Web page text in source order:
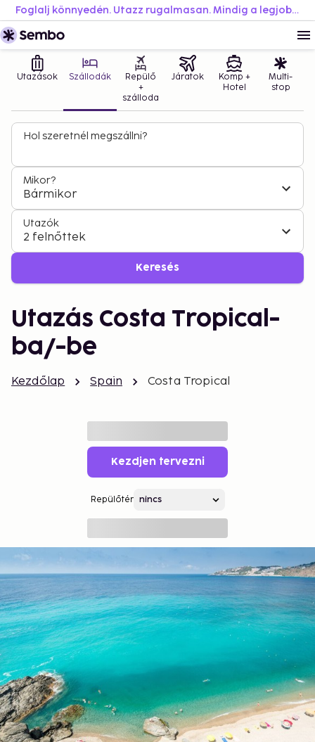
Foglalj könnyedén. Utazz rugalmasan. Mindig a legjobb áron.
Utazások Szállodák
Repülő
+
szálloda
Járatok
Komp +
Hotel
Multi-
stop
Hol szeretnél megszállni?
Mikor?
Bármikor
Utazók
2 felnőttek
Keresés
Utazás Costa Tropical-
ba/-be
Kezdőlap Spain Costa Tropical
Kezdjen tervezni
Repülőtér